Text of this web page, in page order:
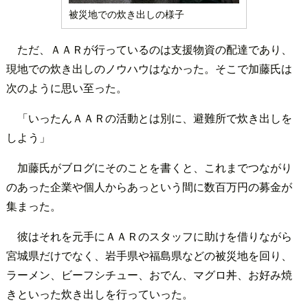
被災地での炊き出しの様子
ただ、ＡＡＲが行っているのは支援物資の配達であり、
現地での炊き出しのノウハウはなかった。そこで加藤氏は
次のように思い至った。
「いったんＡＡＲの活動とは別に、避難所で炊き出しを
しよう」
加藤氏がブログにそのことを書くと、これまでつながり
のあった企業や個人からあっという間に数百万円の募金が
集まった。
彼はそれを元手にＡＡＲのスタッフに助けを借りながら
宮城県だけでなく、岩手県や福島県などの被災地を回り、
ラーメン、ビーフシチュー、おでん、マグロ丼、お好み焼
きといった炊き出しを行っていった。